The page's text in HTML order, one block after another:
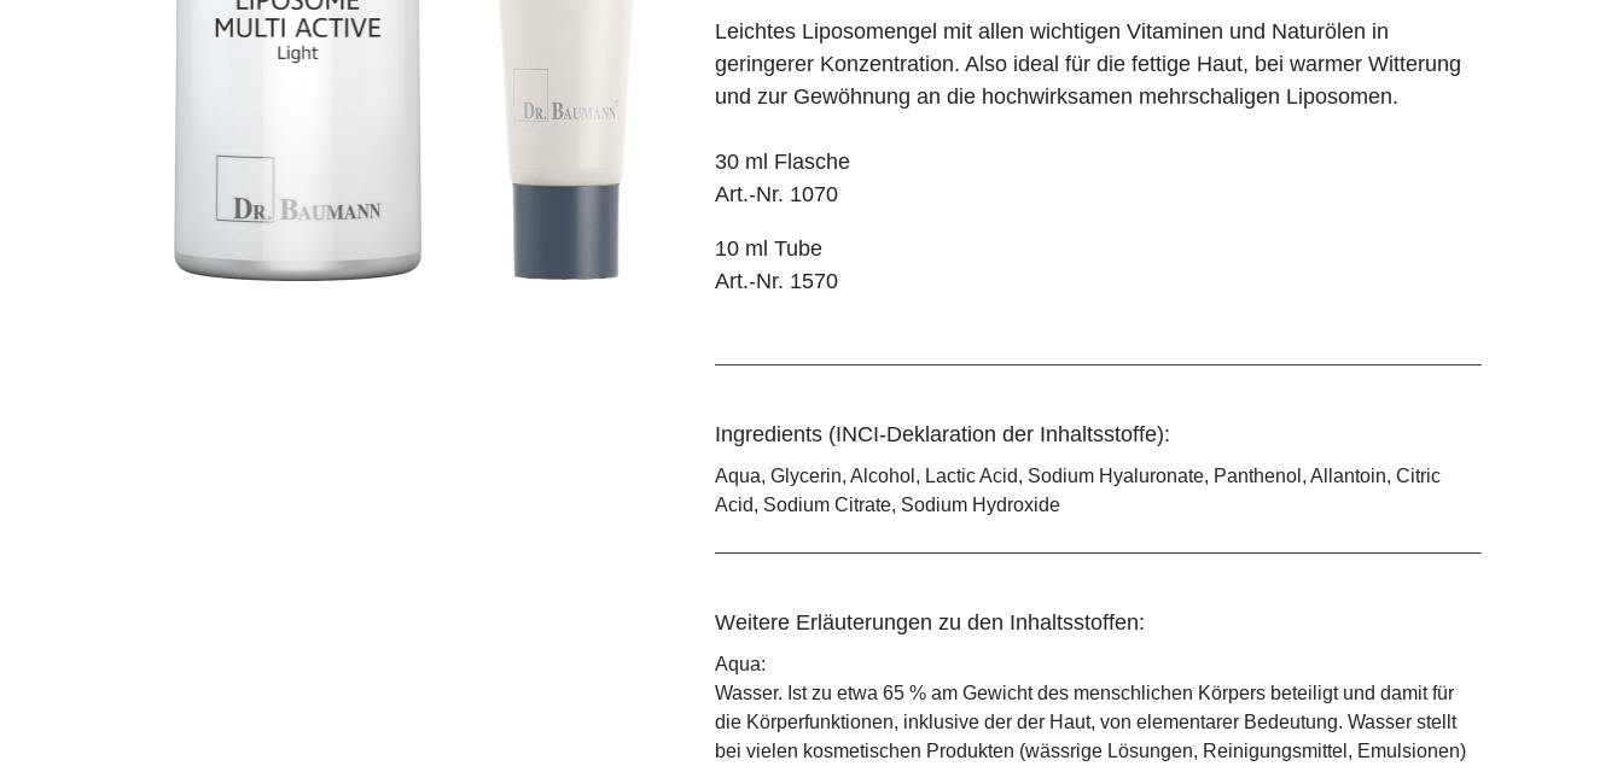
Leichtes Liposomengel mit allen wichtigen Vitaminen und Naturölen in
geringerer Konzentration. Also ideal für die fettige Haut, bei warmer Witterung
und zur Gewöhnung an die hochwirksamen mehrschaligen Lipo­somen.
30 ml Flasche
Art.-Nr. 1070
10 ml Tube
Art.-Nr. 1570
Ingredients (INCI-Deklaration der Inhaltsstoffe):
Aqua, Glycerin, Alcohol, Lactic Acid, Sodium Hyaluronate, Panthenol, Allantoin, Citric
Acid, Sodium Citrate, Sodium Hydroxide
Weitere Erläuterungen zu den Inhaltsstoffen:
Aqua:
Wasser. Ist zu etwa 65 % am Gewicht des menschlichen Körpers beteiligt und damit für
die Körperfunktionen, inklusive der der Haut, von elementarer Bedeutung. Wasser stellt
bei vielen kosmetischen Produkten (wässrige Lösungen, Reinigungsmittel, Emulsionen)